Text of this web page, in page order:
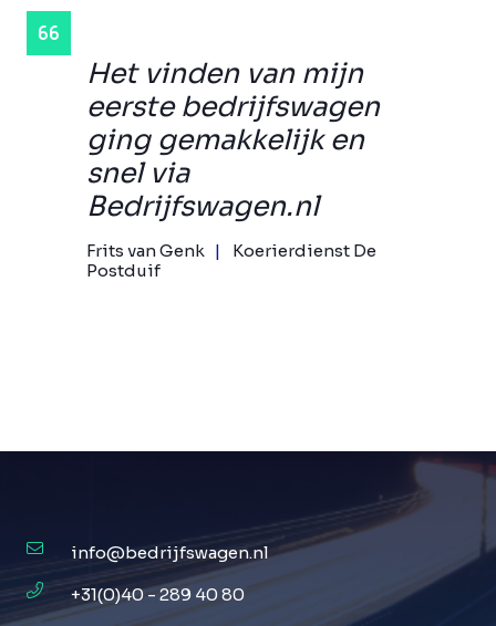
Het vinden van mijn
eerste bedrijfswagen
ging gemakkelijk en
snel via
Bedrijfswagen.nl
Frits van Genk
Koerierdienst De
Postduif
info@bedrijfswagen.nl
+31(0)40 - 289 40 80